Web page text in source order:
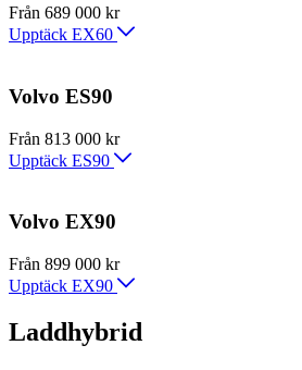
Från 689 000 kr
Upptäck EX60
Volvo ES90
Från 813 000 kr
Upptäck ES90
Volvo EX90
Från 899 000 kr
Upptäck EX90
Laddhybrid